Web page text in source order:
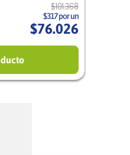
$101.368
$317 por un
$76.026